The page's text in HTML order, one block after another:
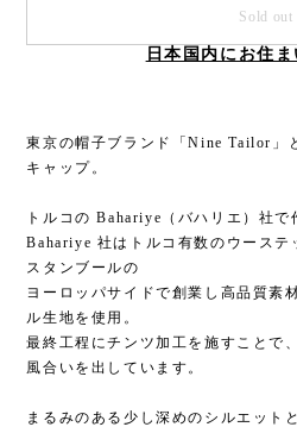
Sold out
日本国内にお住
東京の帽子ブランド「Nine Tailor」
キャップ。
トルコの Bahariye（バハリエ）社で
Bahariye 社はトルコ有数のウーステ
スタンブールの
ヨーロッパサイドで創業し高品質素
ル生地を使用。
最終工程にチンツ加工を施すことで
風合いを出しています。
まるみのある少し深めのシルエット